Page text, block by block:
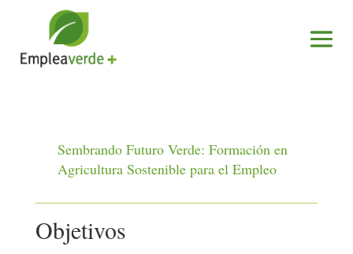
Sembrando Futuro Verde: Formación en
Agricultura Sostenible para el Empleo
Objetivos